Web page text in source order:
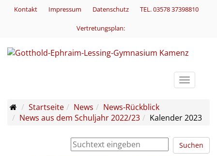
Kontakt Impressum Datenschutz TEL. 03578 37398810
Vertretungsplan:
Toggle
Startseite
News
News-Rückblick
News aus dem Schuljahr 2022/23
Kalender 2023
Suchen